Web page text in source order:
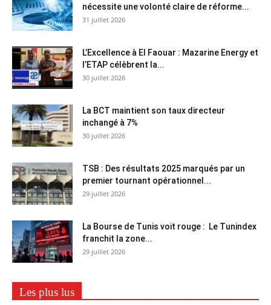
nécessite une volonté claire de réforme...
31 juillet 2026
L’Excellence à El Faouar : Mazarine Energy et
l’ETAP célèbrent la...
30 juillet 2026
La BCT maintient son taux directeur
inchangé à 7%
30 juillet 2026
TSB : Des résultats 2025 marqués par un
premier tournant opérationnel...
29 juillet 2026
La Bourse de Tunis voit rouge : Le Tunindex
franchit la zone...
29 juillet 2026
Les plus lus